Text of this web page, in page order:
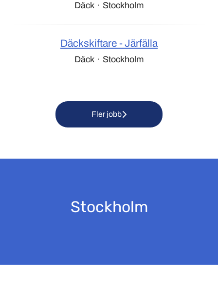
Däck · Stockholm
Däckskiftare - Järfälla
Däck · Stockholm
Fler jobb
Stockholm